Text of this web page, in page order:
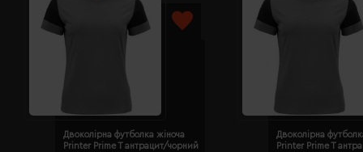
Двоколірна футболка жіноча
Printer Prime T антрацит/чорний
Двоколірна
Printer Prime T